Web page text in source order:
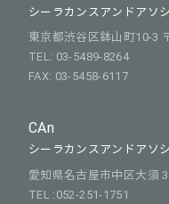
シーラカンスアンドアソ
東京都渋谷区鉢山町10-3
TEL: 03-5489-8264
FAX: 03-5458-6117
CAn
シーラカンスアンドアソ
愛知県名古屋市中区大須
TEL :052-251-1751